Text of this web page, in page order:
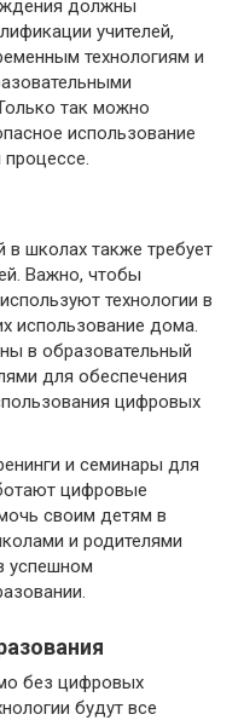
должны
учителей,
технологиям и
так можно
использование
в школах также требует
Важно, чтобы
технологии в
использование дома.
в образовательный
для обеспечения
цифровых
и семинары для
цифровые
своим детям в
и родителями
успешном
без цифровых
будут все